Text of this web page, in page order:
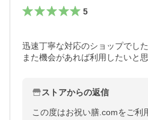
5
迅速丁寧な対応のショップでした
また機会があれば利用したいと思
ストアからの返信
この度はお祝い膳.comをご利